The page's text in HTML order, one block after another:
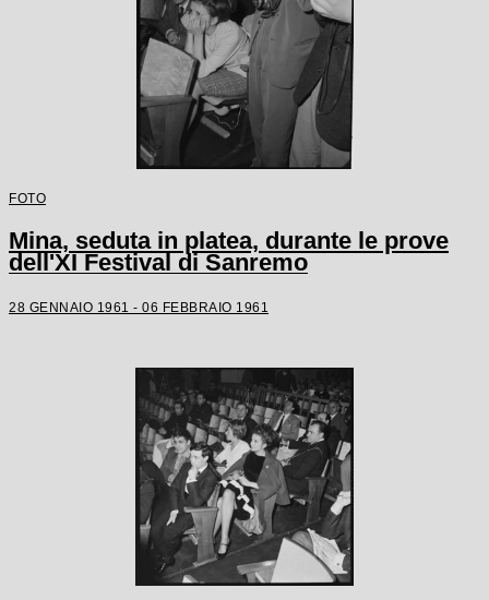
FOTO
Mina, seduta in platea, durante le prove
dell'XI Festival di Sanremo
28 GENNAIO 1961 - 06 FEBBRAIO 1961